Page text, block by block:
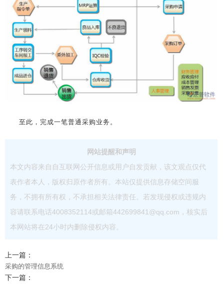
至此，完成一笔普通采购业务。
网站提醒和声明
本文内容来自自互联网公开信息或用户自发贡献，该文观点仅代
表作者本人，版权归原作者所有。本站仅提供信息存储空间服
务，不拥有所有权，不承担相关法律责任。若发现侵权或违规内
容请联系电话4008352114或邮箱442699841@qq.com，核实后
本网站将在24小时内删除侵权内容。
上一篇：
采购的管理信息系统
下一篇：